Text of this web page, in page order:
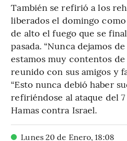
También se refirió a los
liberados el domingo
de alto el fuego que se
pasada. “Nunca dejamos
estamos muy contentos de
reunido con sus amigos y
“Esto nunca debió haber
refiriéndose al ataque del
Hamas contra Israel.
Lunes 20 de Enero,18:08